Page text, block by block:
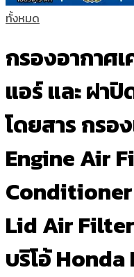
ทั้งหมด
กรองอากาศ
แอร์ และ ฝา
โดยสาร กรอ
Engine Air
Lid Air
บริโอ้